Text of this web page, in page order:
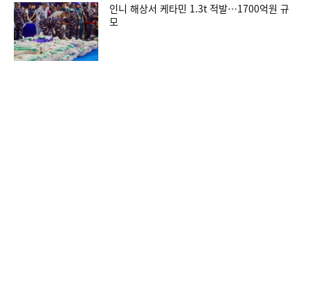
인니 해상서 케타민 1.3t 적발…1700억원 규
모